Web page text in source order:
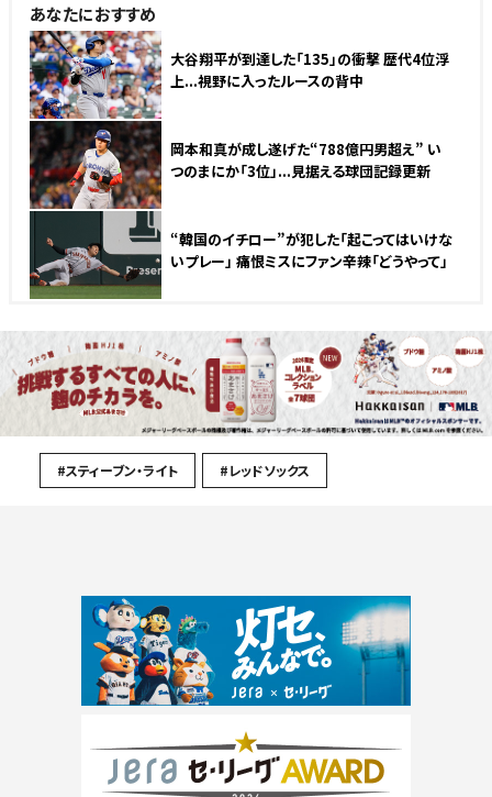
あなたにおすすめ
大谷翔平が到達した「135」の衝撃 歴代4位浮
上...視野に入ったルースの背中
岡本和真が成し遂げた“788億円男超え” い
つのまにか「3位」...見据える球団記録更新
“韓国のイチロー”が犯した「起こってはいけな
いプレー」 痛恨ミスにファン辛辣「どうやって」
#スティーブン・ライト #レッドソックス